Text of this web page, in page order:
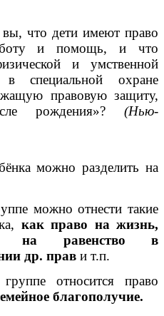
вы, что дети имеют право
и помощь, и что
и умственной
в специальной охране
правовую защиту,
рождения»? (Нью-
можно разделить на
можно отнести такие
как право на жизнь,
на равенство в
др. прав и т.п.
относится право
благополучие.